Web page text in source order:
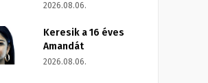
2026.08.06.
Keresik a 16 éves
Amandát
2026.08.06.